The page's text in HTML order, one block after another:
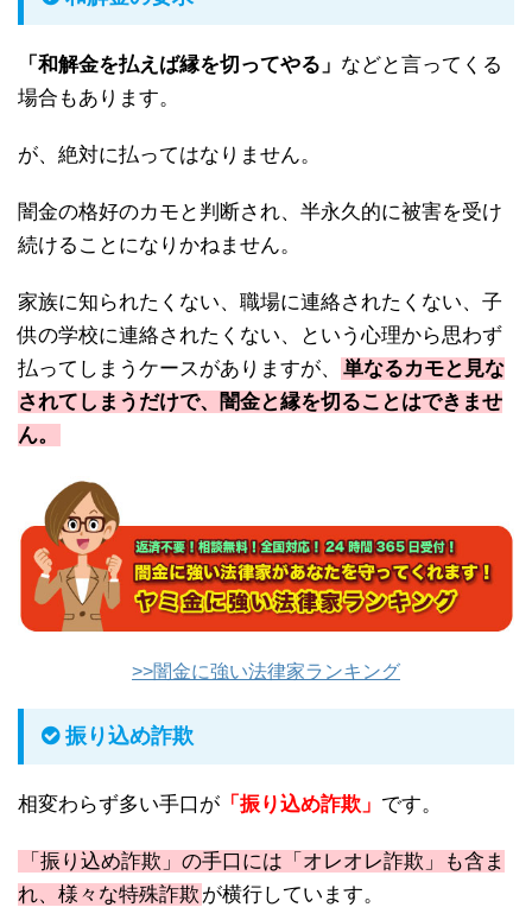
「和解金を払えば縁を切ってやる」 などと言ってくる
場合もあります。
が、絶対に払ってはなりません。
闇金の格好のカモと判断され、半永久的に被害を受け
続けることになりかねません。
家族に知られたくない、職場に連絡されたくない、子
供の学校に連絡されたくない、という心理から思わず
払ってしまうケースがありますが、
単なるカモと見な
されてしまうだけで、闇金と縁を切ることはできませ
ん。
>>闇金に強い法律家ランキング
振り込め詐欺
相変わらず多い手口が 「振り込め詐欺」 です。
「振り込め詐欺」の手口には「オレオレ詐欺」も含ま
れ、様々な特殊詐欺 が横行しています。